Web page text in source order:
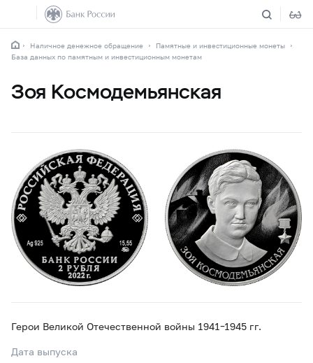
Наличное денежное обращение
Памятные и инвестиционные монеты
База данных по памятным и инвестиционным монетам
Зоя Космодемьянская
Герои Великой Отечественной войны 1941–1945 гг.
Дата выпуска